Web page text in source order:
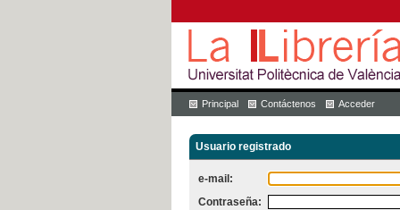
Principal Contáctenos Acceder
Usuario registrado
e-mail:
Contraseña: